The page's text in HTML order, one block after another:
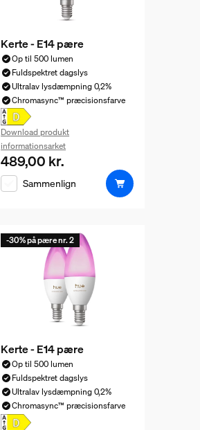
Kerte - E14 pære
Op til 500 lumen
Fuldspektret dagslys
Ultralav lysdæmpning 0,2%
Chromasync™ præcisionsfarve
Download produkt
informationsarket
Nuværende pris er 489,00 kr.
489,00 kr.
Sammenlign
-30% på pære nr. 2
Kerte - E14 pære
Op til 500 lumen
Fuldspektret dagslys
Ultralav lysdæmpning 0,2%
Chromasync™ præcisionsfarve